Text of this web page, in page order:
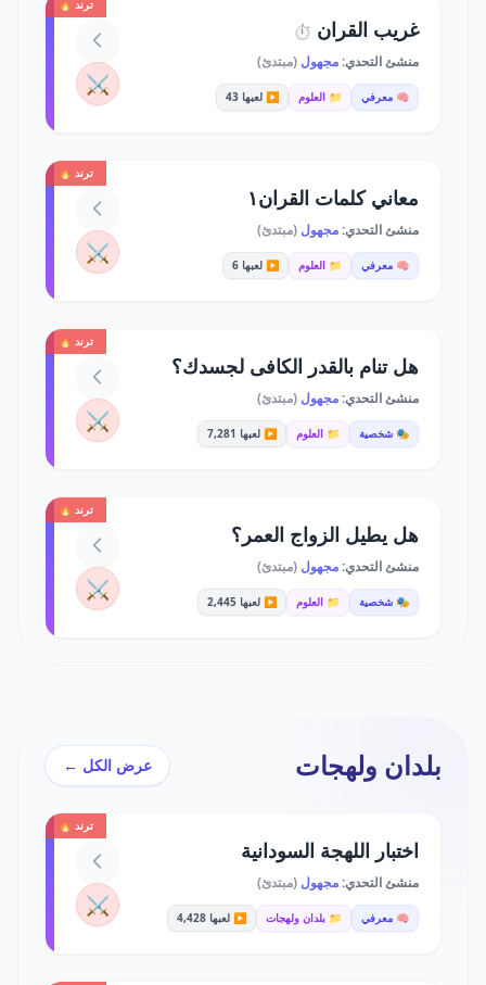
ترند 🔥
غريب القران ⏱️
منشئ التحدي:مجهول (مبتدئ)
🧠 معرفي 📁 العلوم ▶️ لعبها 43 ⚔️
ترند 🔥
معاني كلمات القران١
منشئ التحدي:مجهول (مبتدئ)
🧠 معرفي 📁 العلوم ▶️ لعبها 6 ⚔️
ترند 🔥
هل تنام بالقدر الكافى لجسدك؟
منشئ التحدي:مجهول (مبتدئ)
🎭 شخصية 📁 العلوم ▶️ لعبها 7,281 ⚔️
ترند 🔥
هل يطيل الزواج العمر؟
منشئ التحدي:مجهول (مبتدئ)
🎭 شخصية 📁 العلوم ▶️ لعبها 2,445 ⚔️
بلدان ولهجات عرض الكل ←
ترند 🔥
اختبار اللهجة السودانية
منشئ التحدي:مجهول (مبتدئ)
🧠 معرفي 📁 بلدان ولهجات ▶️ لعبها 4,428 ⚔️